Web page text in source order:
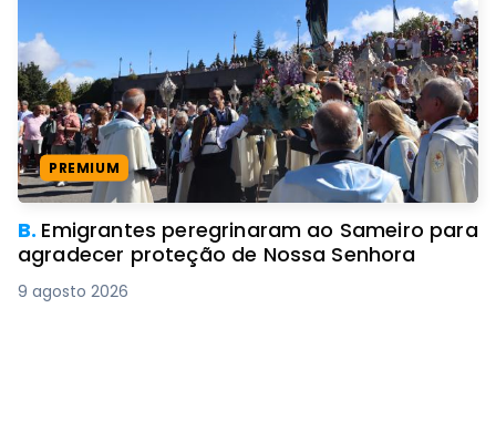
PREMIUM
B. Emigrantes peregrinaram ao Sameiro para
agradecer proteção de Nossa Senhora
9 agosto 2026